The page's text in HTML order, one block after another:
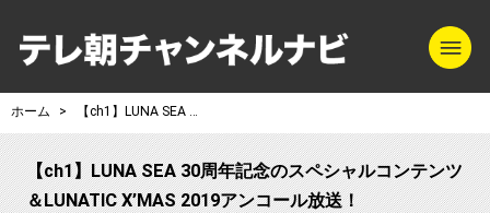
テレ朝チャンネ
ホーム 【ch1】LUNA SEA 30周年記念のスペシャルコンテンツ＆LUNATIC X’MAS 2019アンコール放送！
【ch1】LUNA SEA 30周年記念のスペシャルコンテンツ
＆LUNATIC X’MAS 2019アンコール放送！